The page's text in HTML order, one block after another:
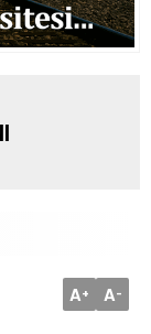
A+ A-